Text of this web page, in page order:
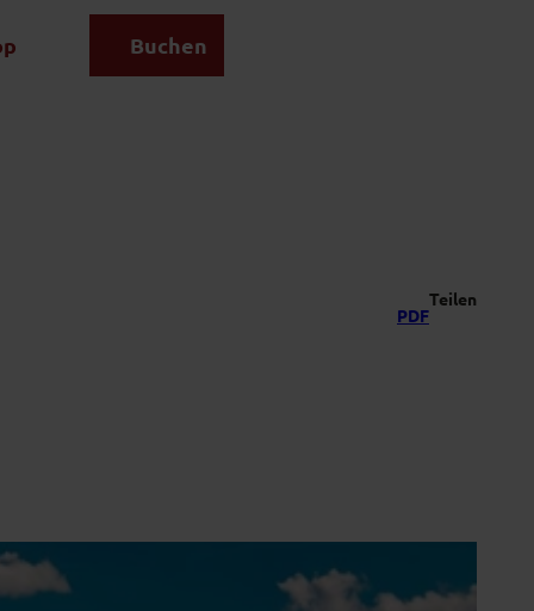
Buchen
PDF
Teilen